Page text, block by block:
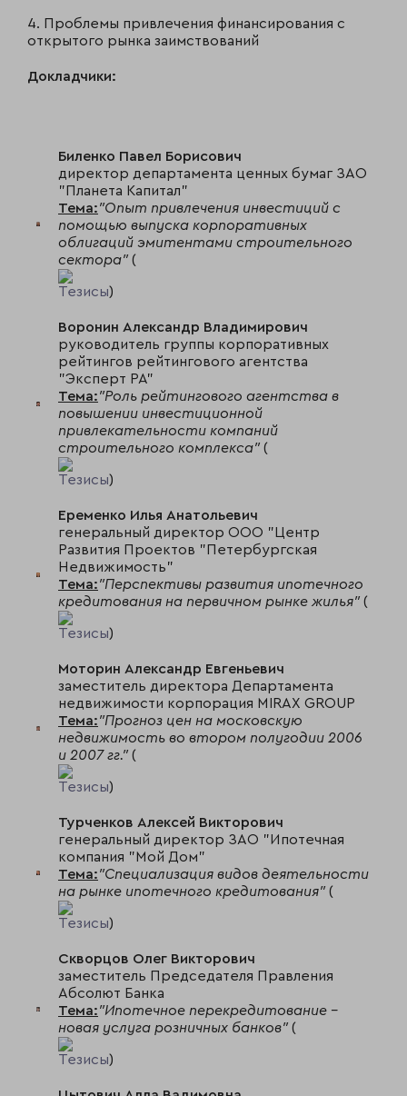
4. Проблемы привлечения финансирования с
открытого рынка заимствований
Докладчики:
Биленко Павел Борисович
директор департамента ценных бумаг ЗАО
"Планета Капитал"
Тема:"Опыт привлечения инвестиций с
помощью выпуска корпоративных
облигаций эмитентами строительного
сектора" (
Тезисы)
Воронин Александр Владимирович
руководитель группы корпоративных
рейтингов рейтингового агентства
"Эксперт РА"
Тема:"Роль рейтингового агентства в
повышении инвестиционной
привлекательности компаний
строительного комплекса" (
Тезисы)
Еременко Илья Анатольевич
генеральный директор ООО "Центр
Развития Проектов "Петербургская
Недвижимость"
Тема:"Перспективы развития ипотечного
кредитования на первичном рынке жилья" (
Тезисы)
Моторин Александр Евгеньевич
заместитель директора Департамента
недвижимости корпорация MIRAX GROUP
Тема:"Прогноз цен на московскую
недвижимость во втором полугодии 2006
и 2007 гг." (
Тезисы)
Турченков Алексей Викторович
генеральный директор ЗАО "Ипотечная
компания "Мой Дом"
Тема:"Специализация видов деятельности
на рынке ипотечного кредитования" (
Тезисы)
Скворцов Олег Викторович
заместитель Председателя Правления
Абсолют Банка
Тема:"Ипотечное перекредитование -
новая услуга розничных банков" (
Тезисы)